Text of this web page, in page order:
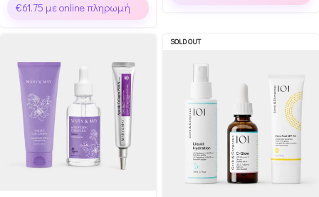
€61.75 με online πληρωμή
SOLD OUT